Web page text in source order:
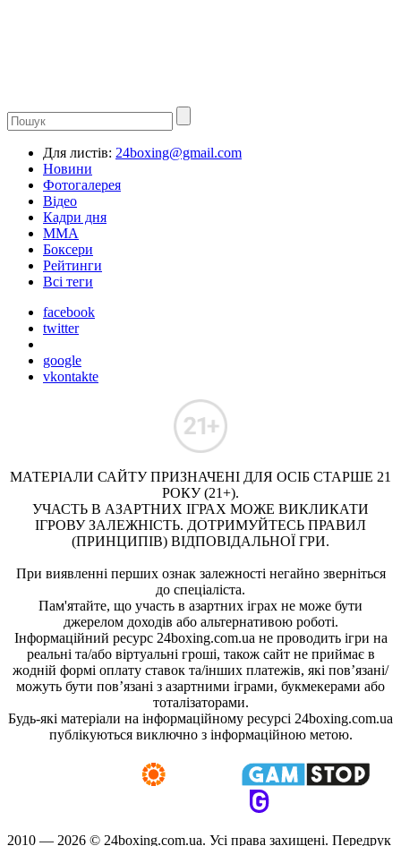
Для листів: 24boxing@gmail.com
Новини
Фотогалерея
Відео
Кадри дня
ММА
Боксери
Рейтинги
Всі теги
facebook
twitter
google
vkontakte
МАТЕРІАЛИ САЙТУ ПРИЗНАЧЕНІ ДЛЯ ОСІБ СТАРШЕ 21
РОКУ (21+).
УЧАСТЬ В АЗАРТНИХ ІГРАХ МОЖЕ ВИКЛИКАТИ
ІГРОВУ ЗАЛЕЖНІСТЬ. ДОТРИМУЙТЕСЬ ПРАВИЛ
(ПРИНЦИПІВ) ВІДПОВІДАЛЬНОЇ ГРИ.
При виявленні перших ознак залежності негайно зверніться
до спеціаліста.
Пам'ятайте, що участь в азартних іграх не може бути
джерелом доходів або альтернативою роботі.
Інформаційний ресурс 24boxing.com.ua не проводить ігри на
реальні та/або віртуальні гроші, також сайт не приймає в
жодній формі оплату ставок та/інших платежів, які пов’язані/
можуть бути пов’язані з азартними іграми, букмекерами або
тоталізаторами.
Будь-які матеріали на інформаційному ресурсі 24boxing.com.ua
публікуються виключно з інформаційною метою.
2010 — 2026 © 24boxing.com.ua. Усi права захищенi. Передрук